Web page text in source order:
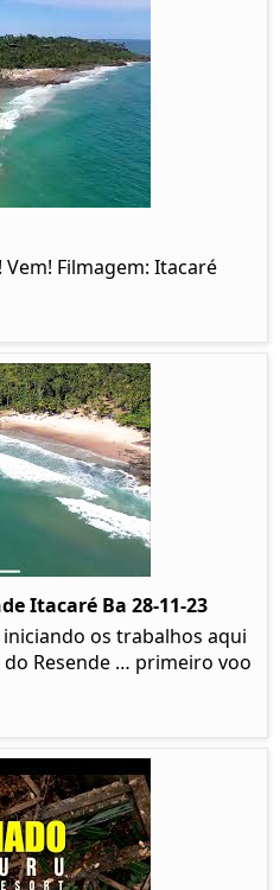
Filmagem: Itacaré
Itacaré Ba 28-11-23
os trabalhos aqui
Resende … primeiro voo